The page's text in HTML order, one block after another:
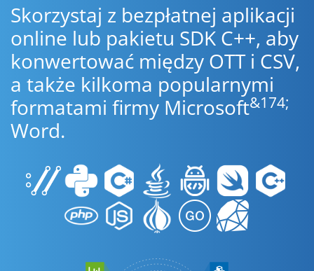
Skorzystaj z bezpłatnej aplikacji
online lub pakietu SDK C++, aby
konwertować między OTT i CSV,
a także kilkoma popularnymi
formatami firmy Microsoft&174;
Word.